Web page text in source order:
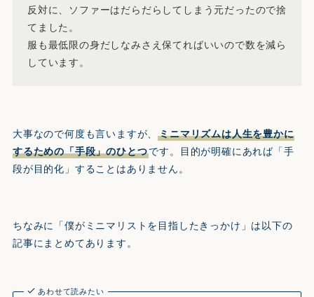
反対に、ソファーはだらだらしてしまう元だったので捨
てました。
服も最低限の身だしなみさえ保てればいいので数を減ら
しています。
大事なので何度も言いますが、ミニマリズムは人生を豊かに
するための「手段」のひとつです。目的が明確にあれば「手
段が目的化」することはありません。
ちなみに「僕がミニマリストを目指したきっかけ」は以下の
記事にまとめてあります。
あわせて読みたい